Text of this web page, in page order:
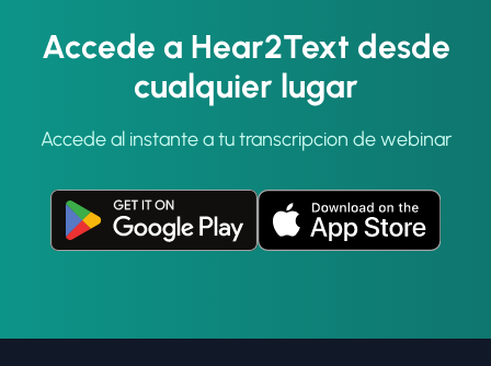
Accede a Hear2Text desde
cualquier lugar
Accede al instante a tu transcripcion de webinar